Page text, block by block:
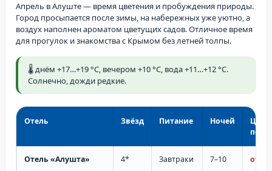
Апрель в Алуште — время цветения и пробуждения природы.
Город просыпается после зимы, на набережных уже уютно, а
воздух наполнен ароматом цветущих садов. Отличное время
для прогулок и знакомства с Крымом без летней толпы.
🌡️ днём +17…+19 °C, вечером +10 °C, вода +11…+12 °C.
Солнечно, дожди редкие.
Отель Звёзд Питание Ночей
Цена
Отель «Алушта» 4* Завтраки 7–10 от 48